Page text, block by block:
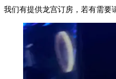
我们有提供龙宫订房，若有需要